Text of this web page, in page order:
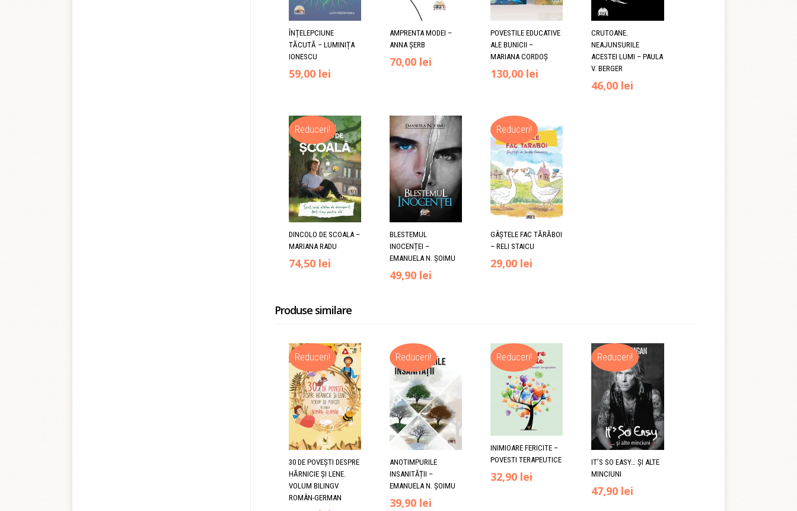
ÎNȚELEPCIUNE
TĂCUTĂ – LUMINIȚA
IONESCU
Prețul
a
fost:
70,00 lei.
59,00 lei
este:
59,00 lei.
AMPRENTA MODEI –
ANNA ȘERB
70,00 lei
POVESTILE EDUCATIVE
ALE BUNICII –
MARIANA CORDOȘ
130,00 lei
CRUTOANE.
NEAJUNSURILE
ACESTEI LUMI – PAULA
V. BERGER
46,00 lei
Reduceri!
DINCOLO DE SCOALA –
MARIANA RADU
Prețul
a
80,00 lei.
74,50 lei
este:
BLESTEMUL
INOCENȚEI –
EMANUELA N. ȘOIMU
49,90 lei
Reduceri!
GÂȘTELE FAC TĂRĂBOI
– RELI STAICU
Prețul
35,00 lei.
29,00 lei
Produse similare
Reduceri!
30 DE POVEȘTI DESPRE
HĂRNICIE ȘI LENE.
VOLUM BILINGV
ROMÂN-GERMAN
Reduceri!
ANOTIMPURILE
INSANITĂȚII –
EMANUELA N. ȘOIMU
Prețul
39,90 lei
Reduceri!
INIMIOARE FERICITE –
POVESTI TERAPEUTICE
Prețul
32,90 lei
Reduceri!
IT’S SO EASY… ȘI ALTE
MINCIUNI
Prețul
47,90 lei